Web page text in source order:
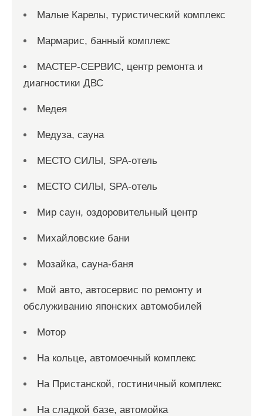
Малые Карелы, туристический комплекс
Мармарис, банный комплекс
МАСТЕР-СЕРВИС, центр ремонта и
диагностики ДВС
Медея
Медуза, сауна
МЕСТО СИЛЫ, SPA-отель
МЕСТО СИЛЫ, SPA-отель
Мир саун, оздоровительный центр
Михайловские бани
Мозайка, сауна-баня
Мой авто, автосервис по ремонту и
обслуживанию японских автомобилей
Мотор
На кольце, автомоечный комплекс
На Пристанской, гостиничный комплекс
На сладкой базе, автомойка